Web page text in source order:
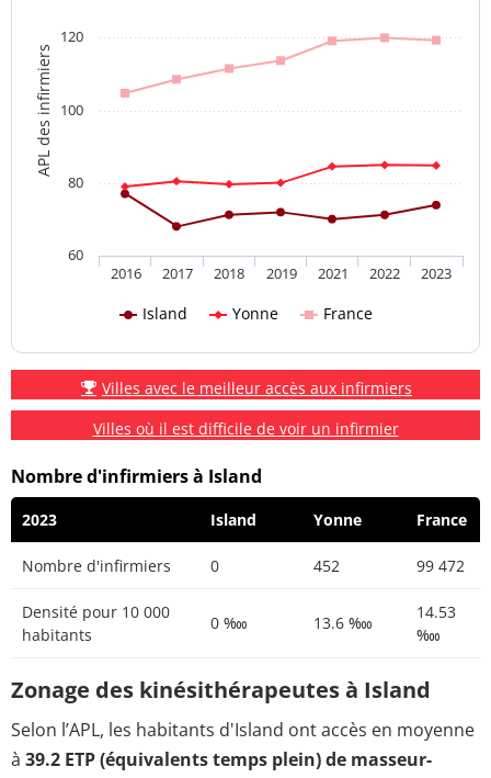
APL des infirmiers
Island Yonne France
2016 2017 2018 2019 2021 2022 2023
60
80
100
120
Villes avec le meilleur accès aux infirmiers
Villes où il est difficile de voir un infirmier
Nombre d'infirmiers à Island
2023 Island Yonne France
Nombre d'infirmiers 0 452 99 472
Densité pour 10 000
habitants
0 ‱ 13.6 ‱
14.53
‱
Zonage des kinésithérapeutes à Island
Selon l’APL, les habitants d'Island ont accès en moyenne
à 39.2 ETP (équivalents temps plein) de masseur-